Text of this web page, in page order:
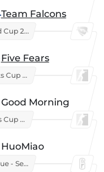
Team Falcons
Esports World Cup 2026
Five Fears
Xin Xin Esports Cup 2025
Good Morning
Xin Xin Esports Cup 2026
HuoMiao
R6 Unite League - Season 1